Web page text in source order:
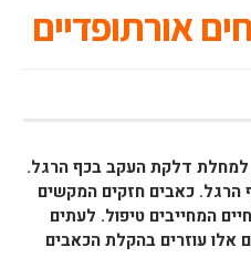
אורתופדיים
למחלת דלקת העקב בכף הרגל.
הרגל. כאבים חזקים המקשים
המחייבים טיפול. לעתים
אלו עוזרים בהקלת הכאבים